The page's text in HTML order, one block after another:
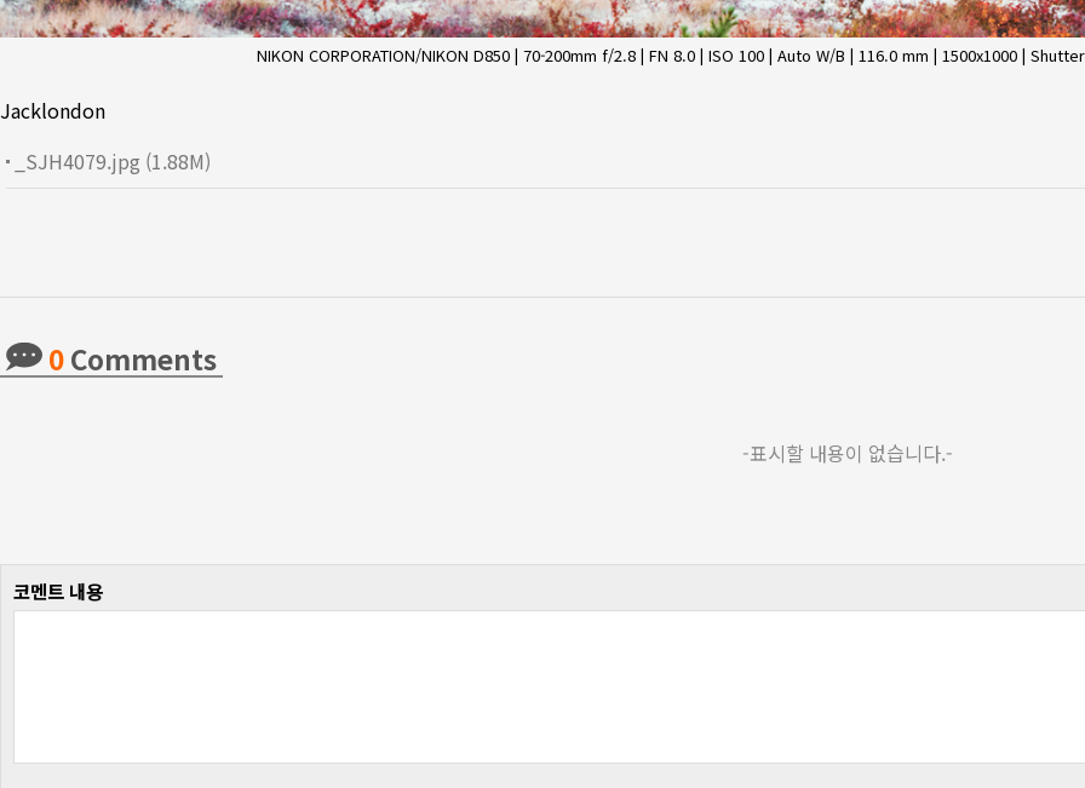
NIKON CORPORATION/NIKON D850 | 70-200mm f/2.8 | FN 8.0 | ISO 100 | Auto W/B | 116.0 mm | 1500x1000 |
Jacklondon
_SJH4079.jpg (1.88M)
0Comments
-표시할 내용이 없습니다.-
코멘트 내용